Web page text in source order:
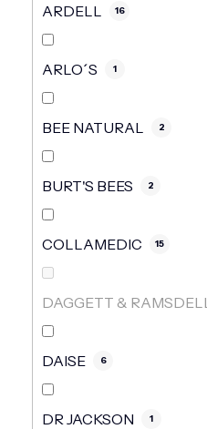
ARDELL 16
ARLO´S 1
BEE NATURAL 2
BURT'S BEES 2
COLLAMEDIC 15
DAGGETT & RAMSDELL
DAISE 6
DR JACKSON 1